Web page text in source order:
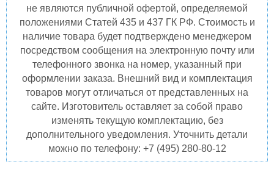
не являются публичной офертой, определяемой
положениями Статей 435 и 437 ГК РФ. Стоимость и
наличие товара будет подтверждено менеджером
посредством сообщения на электронную почту или
телефонного звонка на номер, указанный при
оформлении заказа. Внешний вид и комплектация
товаров могут отличаться от представленных на
сайте. Изготовитель оставляет за собой право
изменять текущую комплектацию, без
дополнительного уведомления. Уточнить детали
можно по телефону: +7 (495) 280-80-12